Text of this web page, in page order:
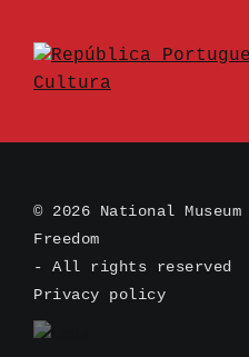
© 2026 National
Freedom
- All rights reserved
Privacy policy